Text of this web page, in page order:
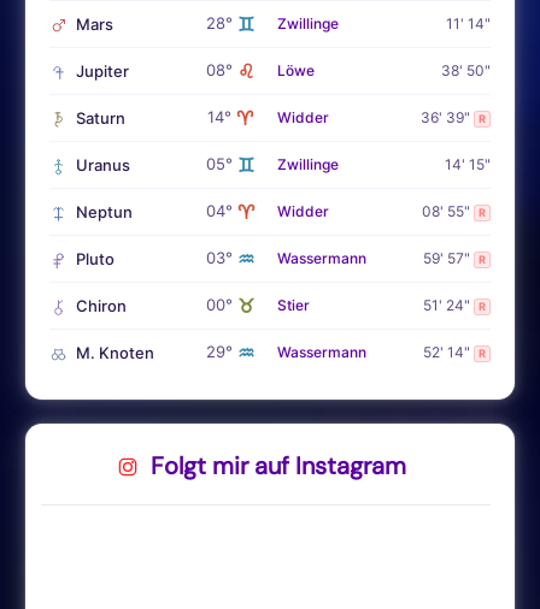
Mars 28° ♊ Zwillinge 11' 14"
Jupiter 08° ♌ Löwe 38' 50"
Saturn 14° ♈ Widder 36' 39" R
Uranus 05° ♊ Zwillinge 14' 15"
Neptun 04° ♈ Widder 08' 55" R
Pluto 03° ♒ Wassermann 59' 57" R
Chiron 00° ♉ Stier 51' 24" R
M. Knoten 29° ♒ Wassermann 52' 14" R
Folgt mir auf Instagram